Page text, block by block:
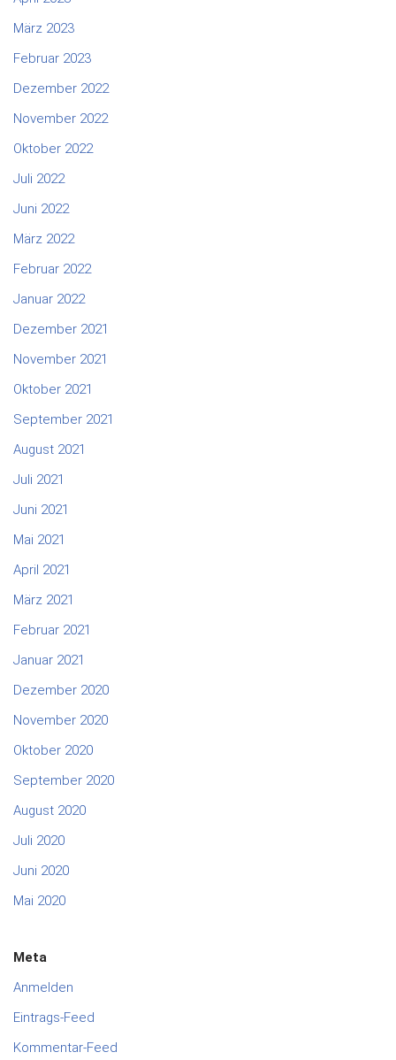
März 2023
Februar 2023
Dezember 2022
November 2022
Oktober 2022
Juli 2022
Juni 2022
März 2022
Februar 2022
Januar 2022
Dezember 2021
November 2021
Oktober 2021
September 2021
August 2021
Juli 2021
Juni 2021
Mai 2021
April 2021
März 2021
Februar 2021
Januar 2021
Dezember 2020
November 2020
Oktober 2020
September 2020
August 2020
Juli 2020
Juni 2020
Mai 2020
Meta
Anmelden
Eintrags-Feed
Kommentar-Feed